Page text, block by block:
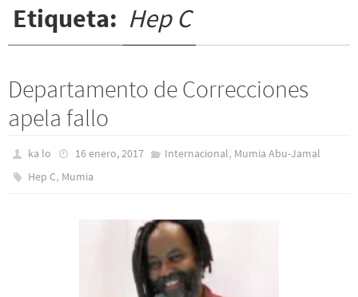
Etiqueta: Hep C
Departamento de Correcciones
apela fallo
ka lo 16 enero, 2017 Internacional, Mumia Abu-Jamal
Hep C, Mumia